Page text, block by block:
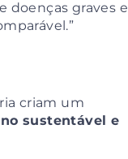
doenças graves e
criam um
sustentável e